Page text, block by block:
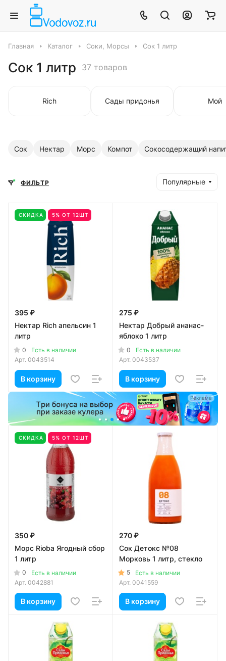
Главная Каталог Соки, Морсы Сок 1 литр
Сок 1 литр 37 товаров
Rich Сады придонья Мой
Сок Нектар Морс Компот Сокосодержащий
ФИЛЬТР Популярные
СКИДКА 5% ОТ 12ШТ
395 ₽
Нектар Rich апельсин 1
литр
0
Есть в наличии
Арт. 0043514
В корзину
Реклама
275 ₽
Нектар Добрый ананас-
яблоко 1 литр
0
Есть в наличии
Арт. 0043537
В корзину
СКИДКА 5% ОТ 12ШТ
350 ₽
Морс Rioba Ягодный сбор
1 литр
0
Есть в наличии
Арт. 0042881
В корзину
270 ₽
Сок Детокс №08
Морковь 1 литр, стекло
5
Есть в наличии
Арт. 0041559
В корзину